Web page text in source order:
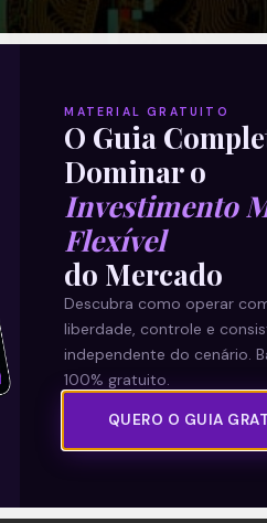
tudo o que você
sobre a
o mercado bitcoin: como
investir nesse tipo de
quais os riscos desse tipo de
MATERIAL GRATUITO
O Guia
Dominar o
Investimento
Flexível
do Mercado
Descubra como operar
liberdade, controle e
independente do cenário.
100% gratuito.
QUERO O GUIA